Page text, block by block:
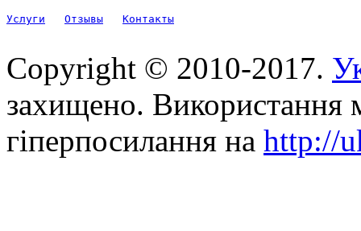
Услуги Отзывы Контакты
Copyright © 2010-2017.
захищено. Використання
гіперпосилання на http://